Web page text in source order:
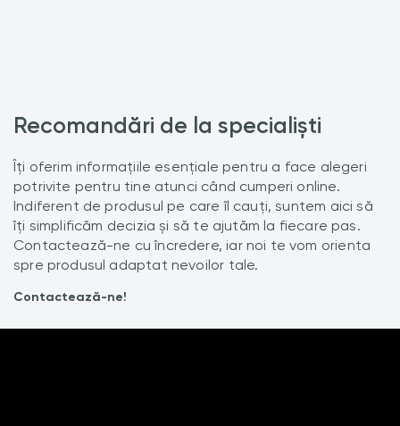
Recomandări de la specialiști
Îți oferim informațiile esențiale pentru a face alegeri
potrivite pentru tine atunci când cumperi online.
Indiferent de produsul pe care îl cauți, suntem aici să
îți simplificăm decizia și să te ajutăm la fiecare pas.
Contactează-ne cu încredere, iar noi te vom orienta
spre produsul adaptat nevoilor tale.
Contactează-ne!